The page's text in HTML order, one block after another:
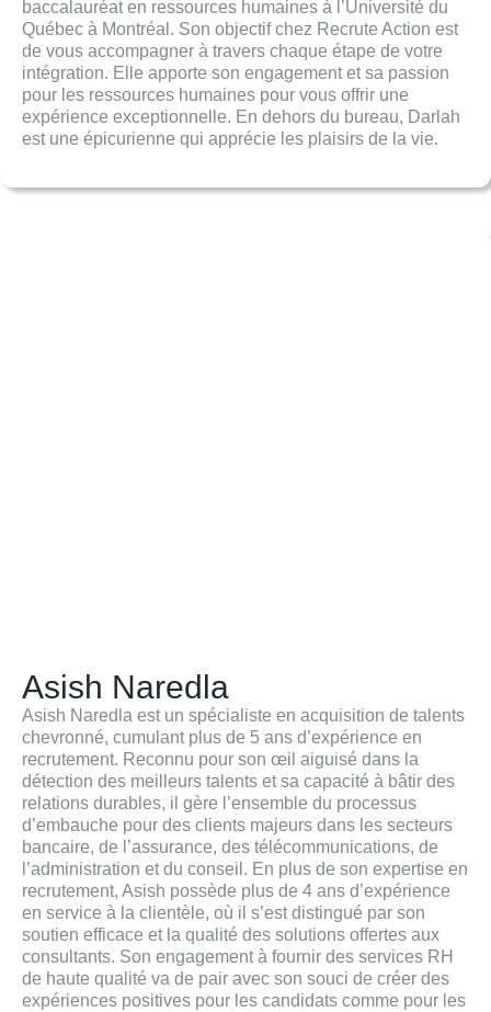
baccalauréat en ressources humaines à l’Université du
Québec à Montréal. Son objectif chez Recrute Action est
de vous accompagner à travers chaque étape de votre
intégration. Elle apporte son engagement et sa passion
pour les ressources humaines pour vous offrir une
expérience exceptionnelle. En dehors du bureau, Darlah
est une épicurienne qui apprécie les plaisirs de la vie.
Asish Naredla
Asish Naredla est un spécialiste en acquisition de talents
chevronné, cumulant plus de 5 ans d’expérience en
recrutement. Reconnu pour son œil aiguisé dans la
détection des meilleurs talents et sa capacité à bâtir des
relations durables, il gère l’ensemble du processus
d’embauche pour des clients majeurs dans les secteurs
bancaire, de l’assurance, des télécommunications, de
l’administration et du conseil. En plus de son expertise en
recrutement, Asish possède plus de 4 ans d’expérience
en service à la clientèle, où il s’est distingué par son
soutien efficace et la qualité des solutions offertes aux
consultants. Son engagement à fournir des services RH
de haute qualité va de pair avec son souci de créer des
expériences positives pour les candidats comme pour les